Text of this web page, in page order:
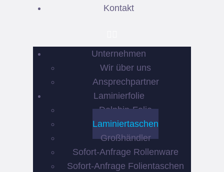
Kontakt
Unternehmen
Wir über uns
Ansprechpartner
Laminierfolie
Dolphin-Folie
Laminiertaschen
Großhändler
Sofort-Anfrage Rollenware
Sofort-Anfrage Folientaschen